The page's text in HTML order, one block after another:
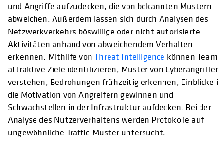
und Angriffe aufzudecken, die von bekannten Mustern
abweichen. Außerdem lassen sich durch Analysen des
Netzwerkverkehrs böswillige oder nicht autorisierte
Aktivitäten anhand von abweichendem Verhalten
erkennen. Mithilfe vonThreat Intelligence können
attraktive Ziele identifizieren, Muster von
verstehen, Bedrohungen frühzeitig erkennen, Einblicke
die Motivation von Angreifern gewinnen und
Schwachstellen in der Infrastruktur aufdecken. Bei der
Analyse des Nutzerverhaltens werden Protokolle auf
ungewöhnliche Traffic-Muster untersucht.